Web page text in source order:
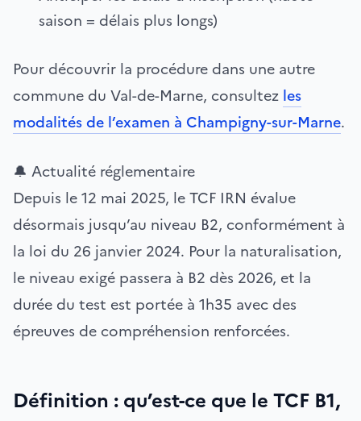
saison = délais plus longs)
Pour découvrir la procédure dans une autre
commune du Val-de-Marne, consultez les
modalités de l’examen à Champigny-sur-Marne.
🔔 Actualité réglementaire
Depuis le 12 mai 2025, le TCF IRN évalue
désormais jusqu’au niveau B2, conformément à
la loi du 26 janvier 2024. Pour la naturalisation,
le niveau exigé passera à B2 dès 2026, et la
durée du test est portée à 1h35 avec des
épreuves de compréhension renforcées.
Définition : qu’est-ce que le TCF B1,